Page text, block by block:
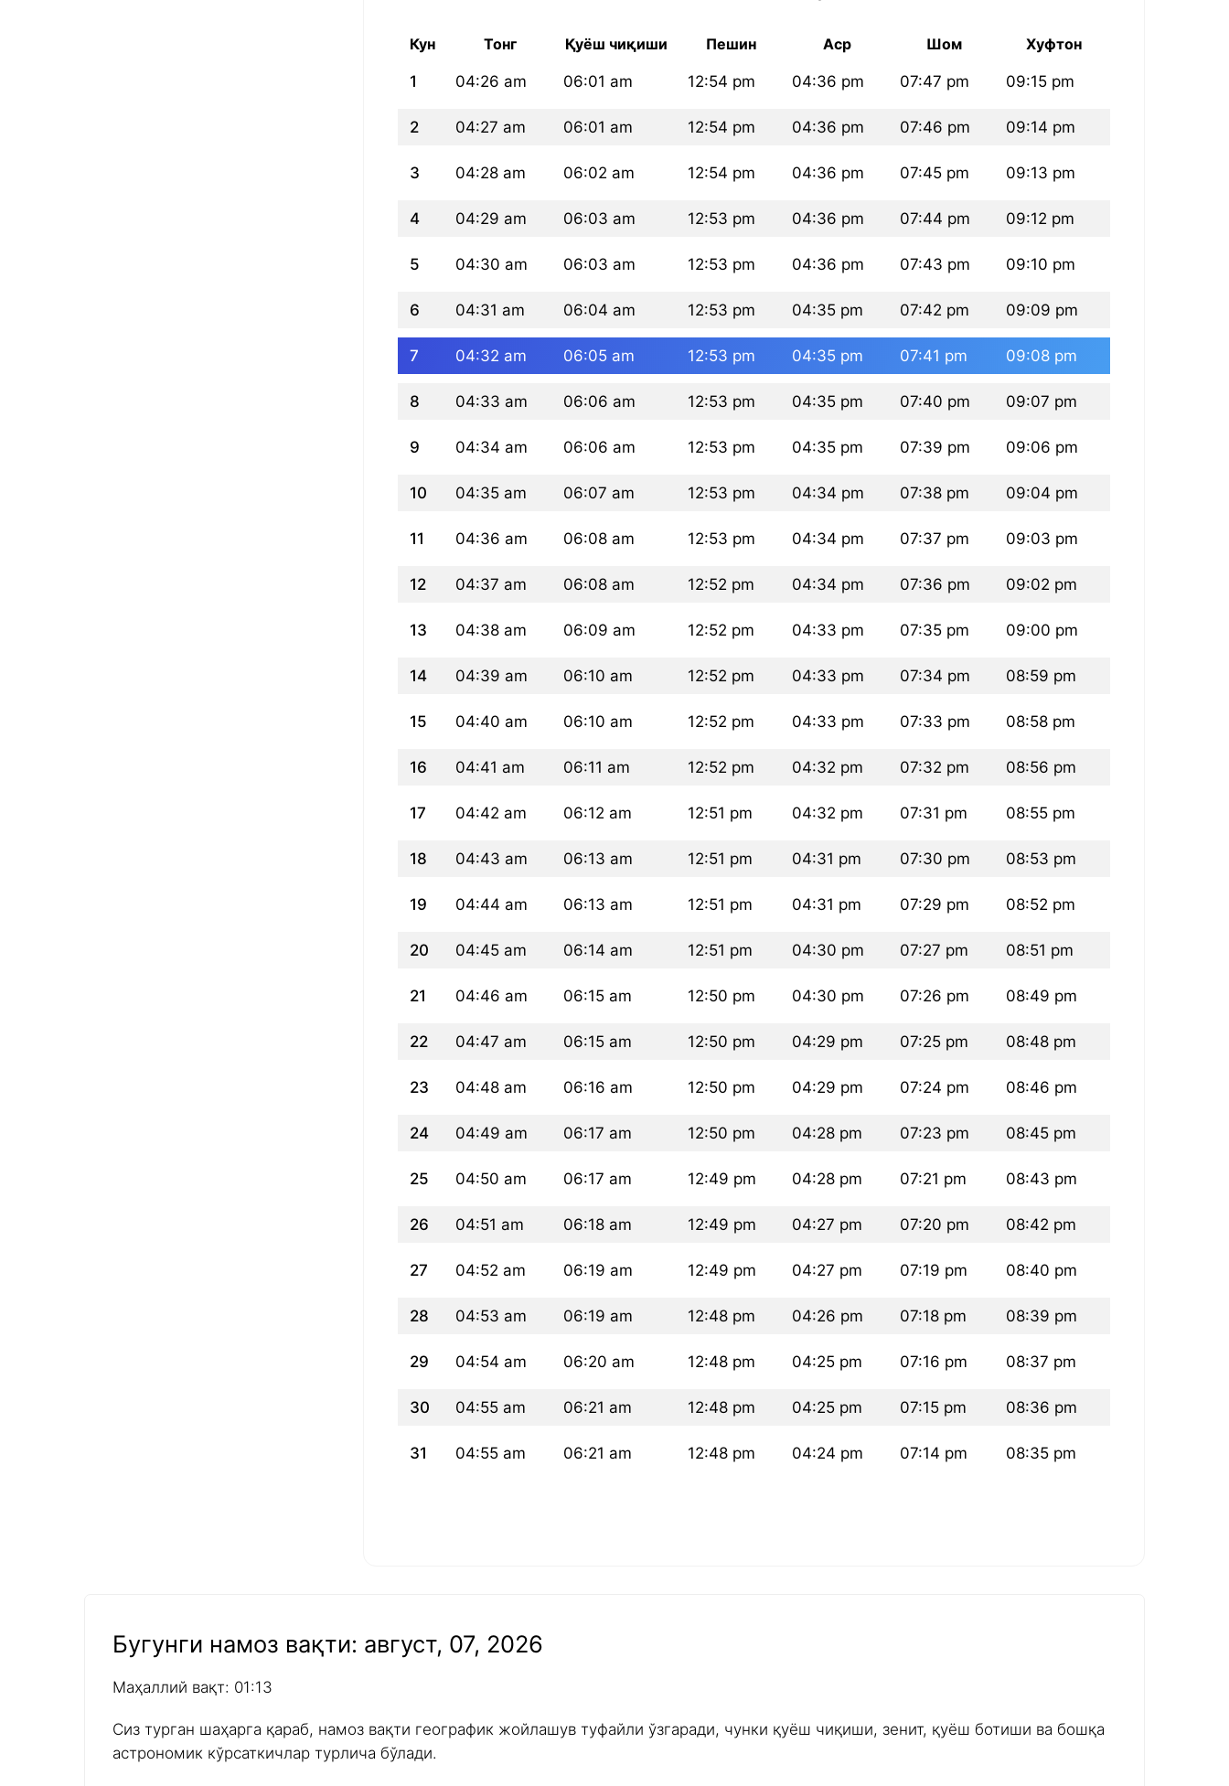
Кун Тонг Қуёш чиқиши Пешин Аср Шом Хуфтон
1 04:26 am 06:01 am 12:54 pm 04:36 pm 07:47 pm 09:15 pm
2 04:27 am 06:01 am 12:54 pm 04:36 pm 07:46 pm 09:14 pm
3 04:28 am 06:02 am 12:54 pm 04:36 pm 07:45 pm 09:13 pm
4 04:29 am 06:03 am 12:53 pm 04:36 pm 07:44 pm 09:12 pm
5 04:30 am 06:03 am 12:53 pm 04:36 pm 07:43 pm 09:10 pm
6 04:31 am 06:04 am 12:53 pm 04:35 pm 07:42 pm 09:09 pm
7 04:32 am 06:05 am 12:53 pm 04:35 pm 07:41 pm 09:08 pm
8 04:33 am 06:06 am 12:53 pm 04:35 pm 07:40 pm 09:07 pm
9 04:34 am 06:06 am 12:53 pm 04:35 pm 07:39 pm 09:06 pm
10 04:35 am 06:07 am 12:53 pm 04:34 pm 07:38 pm 09:04 pm
11 04:36 am 06:08 am 12:53 pm 04:34 pm 07:37 pm 09:03 pm
12 04:37 am 06:08 am 12:52 pm 04:34 pm 07:36 pm 09:02 pm
13 04:38 am 06:09 am 12:52 pm 04:33 pm 07:35 pm 09:00 pm
14 04:39 am 06:10 am 12:52 pm 04:33 pm 07:34 pm 08:59 pm
15 04:40 am 06:10 am 12:52 pm 04:33 pm 07:33 pm 08:58 pm
16 04:41 am 06:11 am 12:52 pm 04:32 pm 07:32 pm 08:56 pm
17 04:42 am 06:12 am 12:51 pm 04:32 pm 07:31 pm 08:55 pm
18 04:43 am 06:13 am 12:51 pm 04:31 pm 07:30 pm 08:53 pm
19 04:44 am 06:13 am 12:51 pm 04:31 pm 07:29 pm 08:52 pm
20 04:45 am 06:14 am 12:51 pm 04:30 pm 07:27 pm 08:51 pm
21 04:46 am 06:15 am 12:50 pm 04:30 pm 07:26 pm 08:49 pm
22 04:47 am 06:15 am 12:50 pm 04:29 pm 07:25 pm 08:48 pm
23 04:48 am 06:16 am 12:50 pm 04:29 pm 07:24 pm 08:46 pm
24 04:49 am 06:17 am 12:50 pm 04:28 pm 07:23 pm 08:45 pm
25 04:50 am 06:17 am 12:49 pm 04:28 pm 07:21 pm 08:43 pm
26 04:51 am 06:18 am 12:49 pm 04:27 pm 07:20 pm 08:42 pm
27 04:52 am 06:19 am 12:49 pm 04:27 pm 07:19 pm 08:40 pm
28 04:53 am 06:19 am 12:48 pm 04:26 pm 07:18 pm 08:39 pm
29 04:54 am 06:20 am 12:48 pm 04:25 pm 07:16 pm 08:37 pm
30 04:55 am 06:21 am 12:48 pm 04:25 pm 07:15 pm 08:36 pm
31 04:55 am 06:21 am 12:48 pm 04:24 pm 07:14 pm 08:35 pm
Бугунги намоз вақти: август, 07, 2026
Маҳаллий вақт: 01:13
Сиз турган шаҳарга қараб, намоз вақти географик жойлашув туфайли ўзгаради, чунки қуёш чиқиши, зенит, қуёш ботиши ва бошқа
астрономик кўрсаткичлар турлича бўлади.